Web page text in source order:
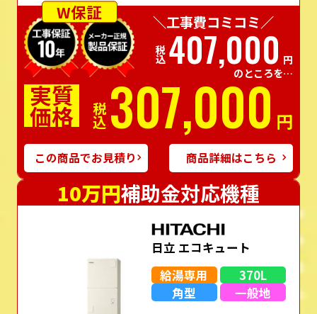
W保証
＼工事費コミコミ／
税込407,000 円
のところを…
実質
価格 税込307,000 円
この商品でお見積り 商品詳細はこちら
10万円補助金対応機種
日立 エコキュート
給湯専用
370L
角型
一般地